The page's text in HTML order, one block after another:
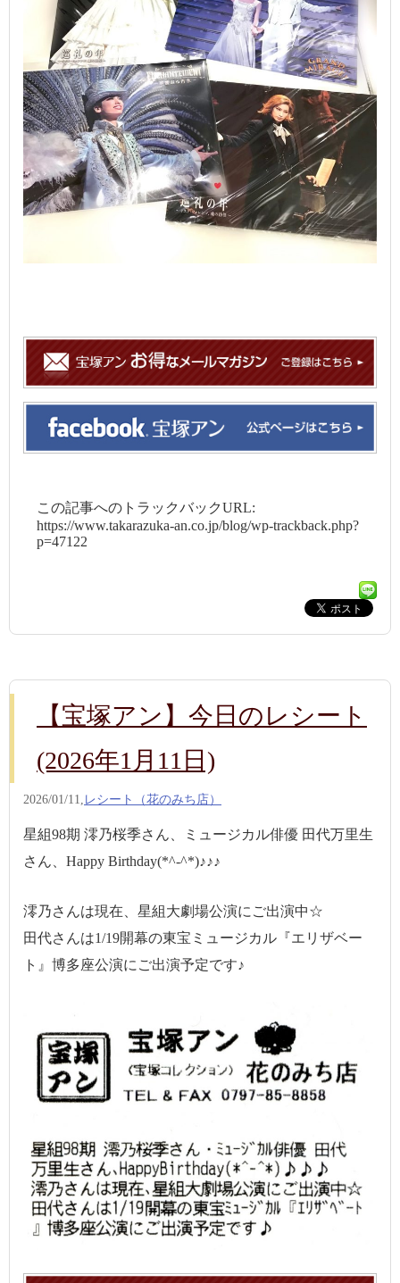
この記事へのトラックバックURL:
https://www.takarazuka-an.co.jp/blog/wp-trackback.php?
p=47122
【宝塚アン】今日のレシート
(2026年1月11日)
2026/01/11, レシート（花のみち店）
星組98期 澪乃桜季さん、ミュージカル俳優 田代万里生
さん、Happy Birthday(*^-^*)♪♪♪
澪乃さんは現在、星組大劇場公演にご出演中☆
田代さんは1/19開幕の東宝ミュージカル『エリザベー
ト』博多座公演にご出演予定です♪